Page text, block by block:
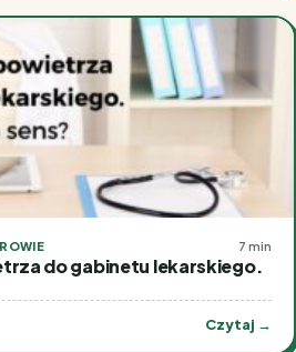
7 min
do gabinetu lekarskiego.
Czytaj →